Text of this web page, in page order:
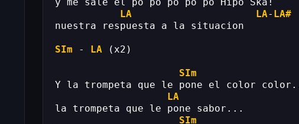
LA
LA- LA#
nuestra respuesta a la situacion
SIm - LA (x2)
SIm
Y la trompeta que le pone el color
LA
la trompeta que le pone sabor...
SIm